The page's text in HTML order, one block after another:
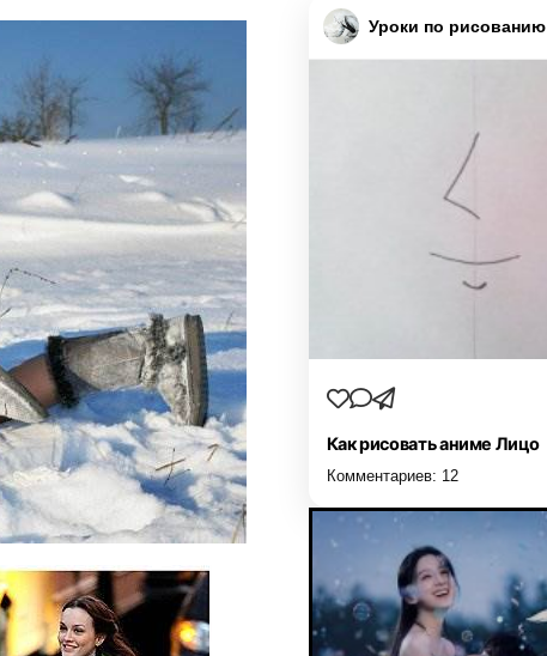
Уроки по рисованию
Как рисовать аниме Лицо
Комментариев: 12